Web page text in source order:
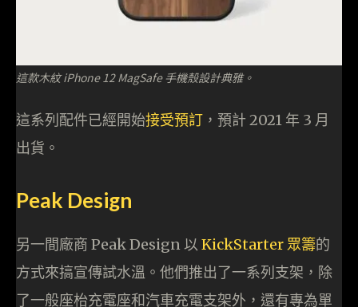
這款木紋 iPhone 12 MagSafe 手機殼設計典雅。
這系列配件已經開始接受預訂 ，預計 2021 年 3 月
出貨。
Peak Design
另一間廠商 Peak Design 以 KickStarter 眾籌的
方式來搞宣傳試水溫。他們推出了一系列支架，除
了一般座枱充電座和汽車充電支架外，還有專為單